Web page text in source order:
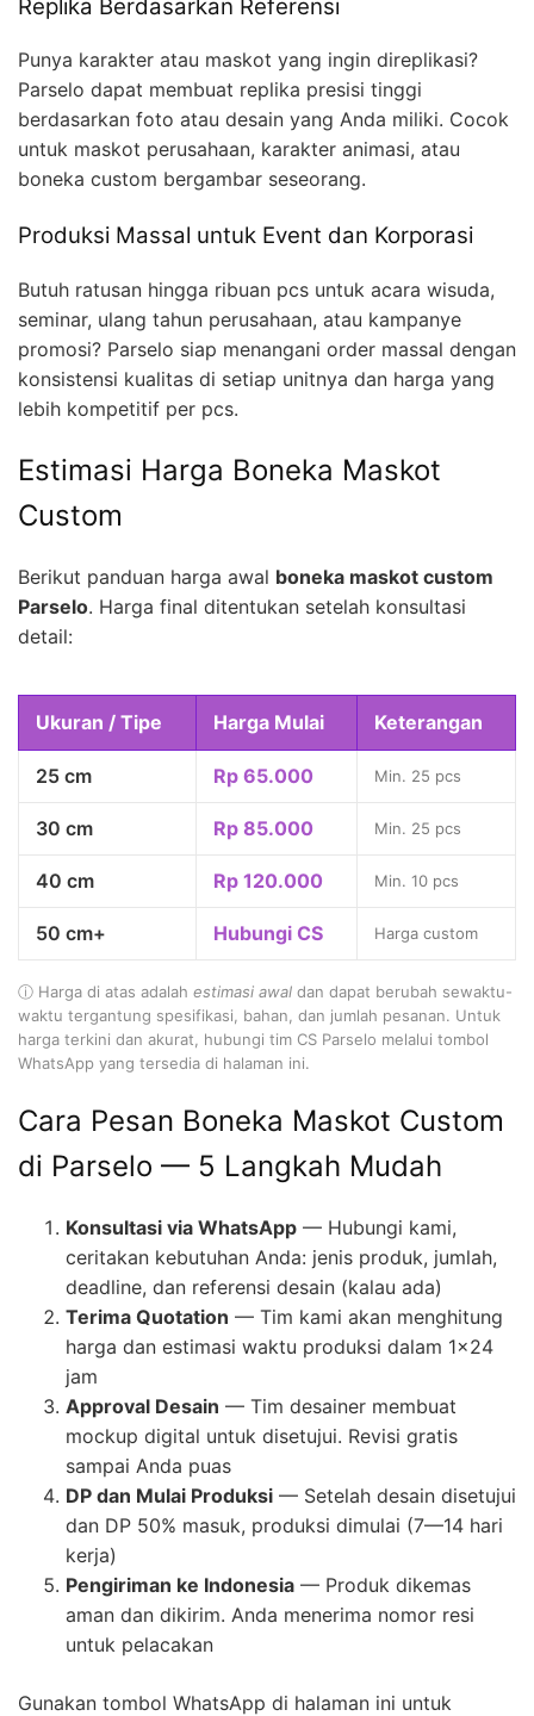
Replika Berdasarkan Referensi
Punya karakter atau maskot yang ingin direplikasi?
Parselo dapat membuat replika presisi tinggi
berdasarkan foto atau desain yang Anda miliki. Cocok
untuk maskot perusahaan, karakter animasi, atau
boneka custom bergambar seseorang.
Produksi Massal untuk Event dan Korporasi
Butuh ratusan hingga ribuan pcs untuk acara wisuda,
seminar, ulang tahun perusahaan, atau kampanye
promosi? Parselo siap menangani order massal dengan
konsistensi kualitas di setiap unitnya dan harga yang
lebih kompetitif per pcs.
Estimasi Harga Boneka Maskot
Custom
Berikut panduan harga awal boneka maskot custom
Parselo. Harga final ditentukan setelah konsultasi
detail:
Ukuran / Tipe Harga Mulai Keterangan
25 cm Rp 65.000 Min. 25 pcs
30 cm Rp 85.000 Min. 25 pcs
40 cm Rp 120.000 Min. 10 pcs
50 cm+ Hubungi CS Harga custom
ⓘ Harga di atas adalah estimasi awal dan dapat berubah sewaktu-
waktu tergantung spesifikasi, bahan, dan jumlah pesanan. Untuk
harga terkini dan akurat, hubungi tim CS Parselo melalui tombol
WhatsApp yang tersedia di halaman ini.
Cara Pesan Boneka Maskot Custom
di Parselo — 5 Langkah Mudah
Konsultasi via WhatsApp — Hubungi kami,
ceritakan kebutuhan Anda: jenis produk, jumlah,
deadline, dan referensi desain (kalau ada)
Terima Quotation — Tim kami akan menghitung
harga dan estimasi waktu produksi dalam 1×24
jam
Approval Desain — Tim desainer membuat
mockup digital untuk disetujui. Revisi gratis
sampai Anda puas
DP dan Mulai Produksi — Setelah desain disetujui
dan DP 50% masuk, produksi dimulai (7—14 hari
kerja)
Pengiriman ke Indonesia — Produk dikemas
aman dan dikirim. Anda menerima nomor resi
untuk pelacakan
Gunakan tombol WhatsApp di halaman ini untuk